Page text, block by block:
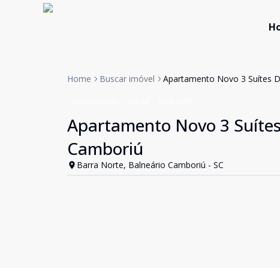
Home Buscar imóvel Apartamento Novo 3 Suítes
Apartamento Novo 3
Camboriú
Barra Norte, Balneário Camboriú - SC